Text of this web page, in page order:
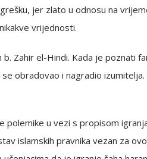
jer zlato u odnosu na
vrijednosti.
Zahir el-Hindi. Kada je poznati
obradovao i nagradio
u vezi s propisom
islamskih pravnika vezan za